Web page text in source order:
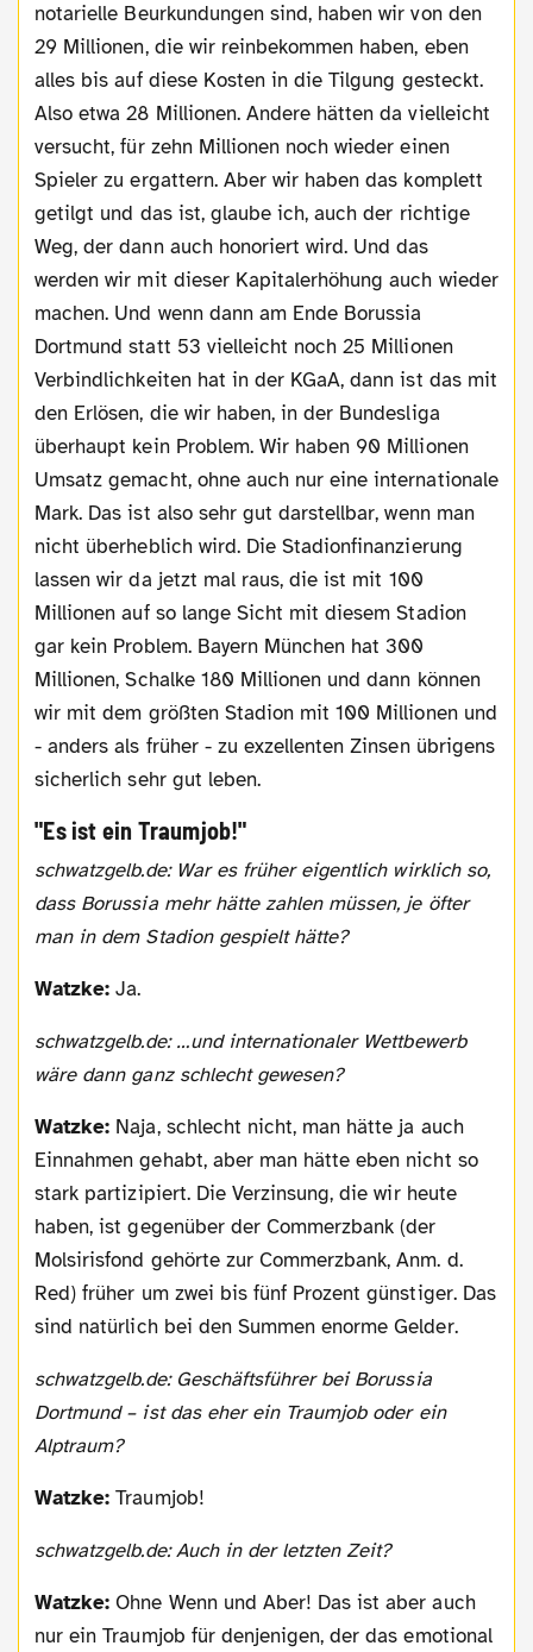
notarielle Beurkundungen sind, haben wir von den
29 Millionen, die wir reinbekommen haben, eben
alles bis auf diese Kosten in die Tilgung gesteckt.
Also etwa 28 Millionen. Andere hätten da vielleicht
versucht, für zehn Millionen noch wieder einen
Spieler zu ergattern. Aber wir haben das komplett
getilgt und das ist, glaube ich, auch der richtige
Weg, der dann auch honoriert wird. Und das
werden wir mit dieser Kapitalerhöhung auch wieder
machen. Und wenn dann am Ende Borussia
Dortmund statt 53 vielleicht noch 25 Millionen
Verbindlichkeiten hat in der KGaA, dann ist das mit
den Erlösen, die wir haben, in der Bundesliga
überhaupt kein Problem. Wir haben 90 Millionen
Umsatz gemacht, ohne auch nur eine internationale
Mark. Das ist also sehr gut darstellbar, wenn man
nicht überheblich wird. Die Stadionfinanzierung
lassen wir da jetzt mal raus, die ist mit 100
Millionen auf so lange Sicht mit diesem Stadion
gar kein Problem. Bayern München hat 300
Millionen, Schalke 180 Millionen und dann können
wir mit dem größten Stadion mit 100 Millionen und
- anders als früher - zu exzellenten Zinsen übrigens
sicherlich sehr gut leben.
"Es ist ein Traumjob!"
schwatzgelb.de: War es früher eigentlich wirklich so,
dass Borussia mehr hätte zahlen müssen, je öfter
man in dem Stadion gespielt hätte?
Watzke: Ja.
schwatzgelb.de: …und internationaler Wettbewerb
wäre dann ganz schlecht gewesen?
Watzke: Naja, schlecht nicht, man hätte ja auch
Einnahmen gehabt, aber man hätte eben nicht so
stark partizipiert. Die Verzinsung, die wir heute
haben, ist gegenüber der Commerzbank (der
Molsirisfond gehörte zur Commerzbank, Anm. d.
Red) früher um zwei bis fünf Prozent günstiger. Das
sind natürlich bei den Summen enorme Gelder.
schwatzgelb.de: Geschäftsführer bei Borussia
Dortmund – ist das eher ein Traumjob oder ein
Alptraum?
Watzke:Traumjob!
schwatzgelb.de: Auch in der letzten Zeit?
Watzke:Ohne Wenn und Aber! Das ist aber auch
nur ein Traumjob für denjenigen, der das emotional